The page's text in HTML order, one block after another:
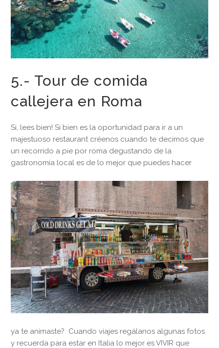
5.- Tour de comida
callejera en Roma
Si, lees bien! Si bien es la oportunidad para ir a un
majestuoso restaurant créenos cuando te decimos que
un recorrido a pie por roma degustando de la
gastronomía local es de lo mejor que puedes hacer
ya te animaste? Cuando viajes regálanos algunas fotos
y recuerda para estar en Italia lo mejor es VIVIR que